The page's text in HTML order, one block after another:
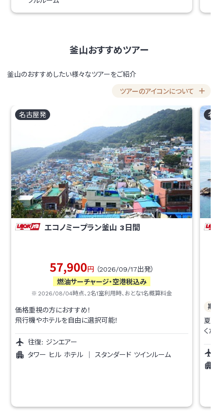
釜山おすすめツアー
釜山のおすすめしたい様々なツアーをご紹介
ツアーのアイコンについて
エコノミープラン釜山 3 日間
名古屋発
57,900円 （2026/09/17出発）
燃油サーチャージ・空港税込み
2026/08/04時点、 2名1室利用時、おとな1名概算料金
価格重視の方におすすめ！
飛行機やホテルを自由に選択可能！
往復: ジンエアー
タワー ヒル ホテル
スタンダード ツインルーム
名
期
夏
くだ